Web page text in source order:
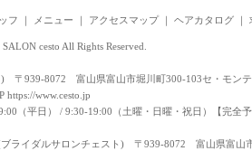
フ メニュー アクセスマップ ヘアカタログ
cesto All Rights Reserved.
) 〒939-8072 富山県富山市堀川町300-103セ・モン
https://www.cesto.jp
（平日） / 9:30-19:00（土曜・日曜・祝日）【完全
ブライダルサロンチェスト) 〒939-8072 富山県富山